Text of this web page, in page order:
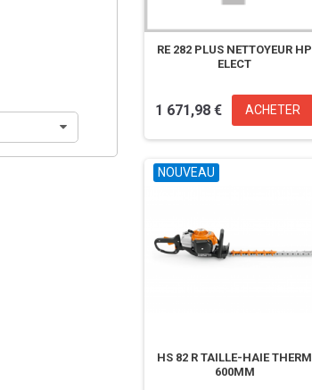
RE 282 PLUS NETTOYEUR HP
ELECT
1 671,98 € ACHETER
NOUVEAU
HS 82 R TAILLE-HAIE THERM
600MM